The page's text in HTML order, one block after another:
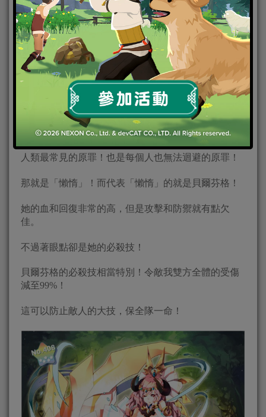
5懶惰王‧貝爾芬格
人類最常見的原罪！也是每個人也無法迴避的原罪！
那就是「懶惰」！而代表「懶惰」的就是貝爾芬格！
她的血和回復非常的高，但是攻擊和防禦就有點欠
佳。
不過著眼點卻是她的必殺技！
貝爾芬格的必殺技相當特別！令敵我雙方全體的受傷
減至99%！
這可以防止敵人的大技，保全隊一命！